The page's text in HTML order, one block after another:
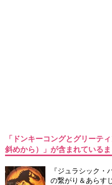
「ドンキーコングとグリーテ
斜めから）」が含まれている
『ジュラシック・
の繋がり＆あらす